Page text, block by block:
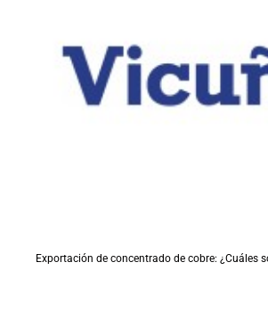
Exportación de concentrado de cobre: ¿Cuáles